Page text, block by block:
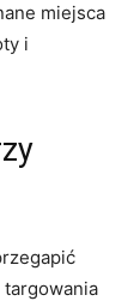
miejsca
i